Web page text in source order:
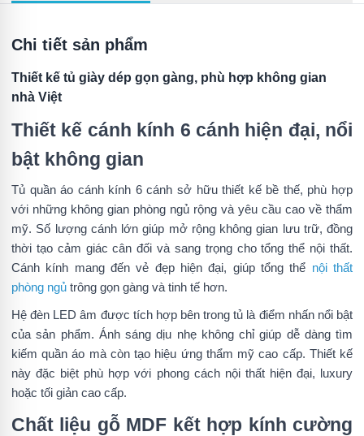
Chi tiết sản phẩm
Thiết kế tủ giày dép gọn gàng, phù hợp không gian
nhà Việt
Thiết kế cánh kính 6 cánh hiện đại, nổi
bật không gian
Tủ quần áo cánh kính 6 cánh sở hữu thiết kế bề thế, phù hợp
với những không gian phòng ngủ rộng và yêu cầu cao về thẩm
mỹ. Số lượng cánh lớn giúp mở rộng không gian lưu trữ, đồng
thời tạo cảm giác cân đối và sang trọng cho tổng thể nội thất.
Cánh kính mang đến vẻ đẹp hiện đại, giúp tổng thể nội thất
phòng ngủ trông gọn gàng và tinh tế hơn.
Hệ đèn LED âm được tích hợp bên trong tủ là điểm nhấn nổi bật
của sản phẩm. Ánh sáng dịu nhẹ không chỉ giúp dễ dàng tìm
kiếm quần áo mà còn tạo hiệu ứng thẩm mỹ cao cấp. Thiết kế
này đặc biệt phù hợp với phong cách nội thất hiện đại, luxury
hoặc tối giản cao cấp.
Chất liệu gỗ MDF kết hợp kính cường